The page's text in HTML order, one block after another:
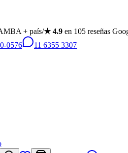
+ país/★4.9 en 105 reseñas
0576 11 6355 3307